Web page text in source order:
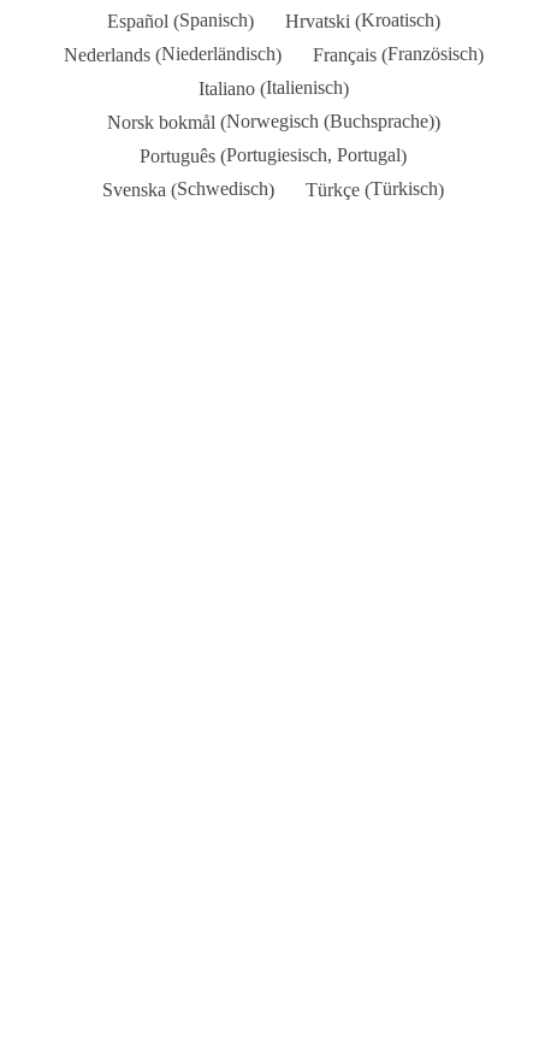
Español(Spanisch) Hrvatski(Kroatisch)
Nederlands(Niederländisch) Français(Französisch)
Italiano(Italienisch)
Norsk bokmål(Norwegisch (Buchsprache))
Português (Portugiesisch, Portugal)
Svenska (Schwedisch) Türkçe (Türkisch)